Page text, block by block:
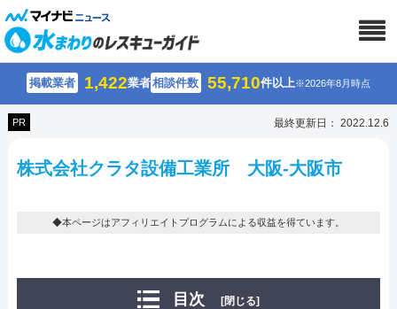
掲載業者 1,422業者相談件数 55,710件以上※2026年8月時点
PR 最終更新日： 2022.12.6
株式会社クラタ設備工業所 大阪-大阪市
◆本ページはアフィリエイトプログラムによる収益を得ています。
目次 [閉じる]